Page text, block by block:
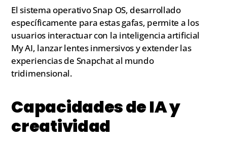
El sistema operativo Snap OS, desarrollado
específicamente para estas gafas, permite a los
usuarios interactuar con la inteligencia artificial
My AI, lanzar lentes inmersivos y extender las
experiencias de Snapchat al mundo
tridimensional.
Capacidades de IA y
creatividad